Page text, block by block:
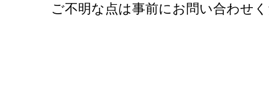
ご不明な点は事前にお問い合わせ